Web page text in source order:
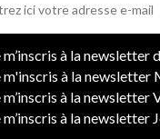
m’inscris à la
m'inscris à la newsletter
m’inscris à la newsletter
m’inscris à la newsletter